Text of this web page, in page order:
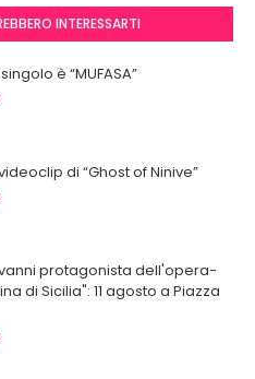
INTERESSARTI
è “MUFASA”
di “Ghost of Ninive”
protagonista dell'opera-
di Sicilia": 11 agosto a Piazza